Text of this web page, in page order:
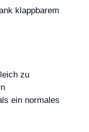
klappbarem
zu
ein normales